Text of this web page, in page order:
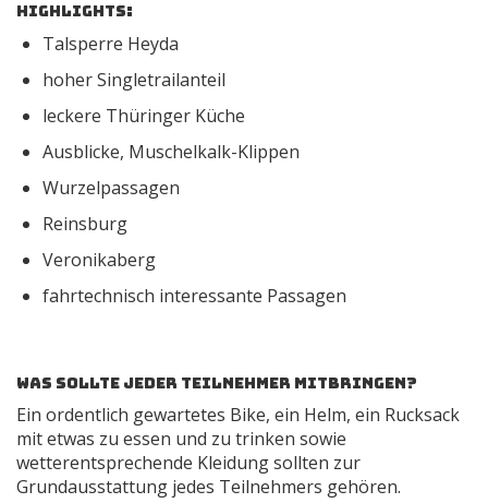
Highlights:
Talsperre Heyda
hoher Singletrailanteil
leckere Thüringer Küche
Ausblicke, Muschelkalk-Klippen
Wurzelpassagen
Reinsburg
Veronikaberg
fahrtechnisch interessante Passagen
Was sollte jeder Teilnehmer mitbringen?
Ein ordentlich gewartetes Bike, ein Helm, ein Rucksack
mit etwas zu essen und zu trinken sowie
wetterentsprechende Kleidung sollten zur
Grundausstattung jedes Teilnehmers gehören.